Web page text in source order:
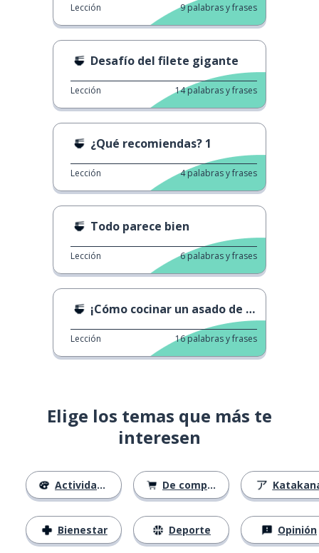
Lección 9palabras y frases
Desafío del filete gigante
Lección 14palabras y frases
¿Qué recomiendas? 1
Lección 4palabras y frases
Todo parece bien
Lección 6palabras y frases
¡Cómo cocinar un asado de carne!
Lección 16palabras y frases
Elige los temas que más te
interesen
Actividades
Bienestar
De compras
Deporte Opinión